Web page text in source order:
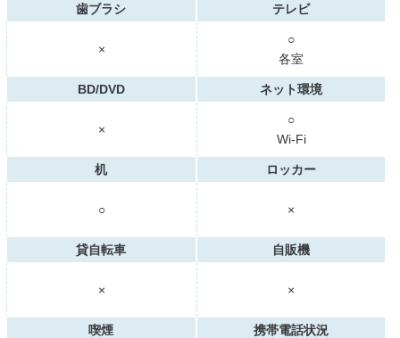
歯ブラシ
×
テレビ
○
各室
BD/DVD
×
ネット環境
○
Wi-Fi
机
○
ロッカー
×
貸自転車
×
自販機
×
喫煙 携帯電話状況